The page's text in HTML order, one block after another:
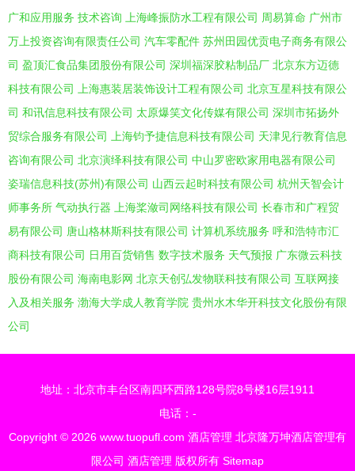
广和应用服务 技术咨询 上海峰振防水工程有限公司 周易算命 广州市
万上投资咨询有限责任公司 汽车零配件 苏州田园优贡电子商务有限公
司 盈顶汇食品集团股份有限公司 深圳福深胶粘制品厂 北京东方迈德
科技有限公司
上海惠装居装饰设计工程有限公司 北京互星科技有限公
司 和讯信息科技有限公司 太原爆笑文化传媒有限公司 深圳市拓扬外
贸综合服务有限公司
上海钧予捷信息科技有限公司 天津见行教育信息
咨询有限公司 北京演绎科技有限公司 中山罗密欧家用电器有限公司
姿瑞信息科技(苏州)有限公司 山西云起时科技有限公司 杭州天智会计
师事务所 气动执行器 上海桨潋司网络科技有限公司 长春市和广程贸
易有限公司 唐山格林斯科技有限公司 计算机系统服务 呼和浩特市汇
商科技有限公司 日用百货销售 数字技术服务 天气预报 广东微云科技
股份有限公司 海南电影网 北京天创弘发物联科技有限公司 互联网接
入及相关服务 渤海大学成人教育学院 贵州水木华开科技文化股份有限
公司
地址：北京市丰台区南四环西路128号院8号楼16层1911
电话：-
Copyright © 2026 www.tuopufl.com 酒店管理 北京隆万坤酒店管理有
限公司 酒店管理 版权所有 Sitemap